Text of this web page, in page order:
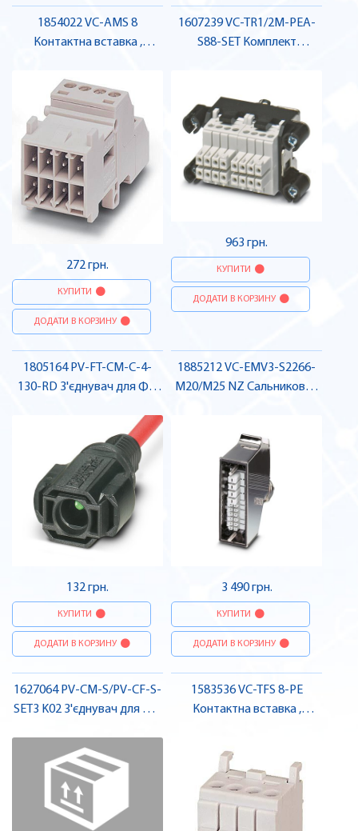
1854022 VC-AMS 8
Контактна вставка ,
272 грн.
КУПИТИ
ДОДАТИ В КОРЗИНУ
1607239 VC-TR1/2M-PEA-
S88-SET Комплект
963 грн.
КУПИТИ
ДОДАТИ В КОРЗИНУ
1805164 PV-FT-CM-C-4-
130-RD З'єднувач для ФГ-
132 грн.
КУПИТИ
ДОДАТИ В КОРЗИНУ
1885212 VC-EMV3-S2266-
M20/M25 NZ Сальниковий
3 490 грн.
КУПИТИ
ДОДАТИ В КОРЗИНУ
1627064 PV-CM-S/PV-CF-S-
SET3 K02 З'єднувач для ФГ-
Contact
1583536 VC-TFS 8-PE
Контактна вставка ,